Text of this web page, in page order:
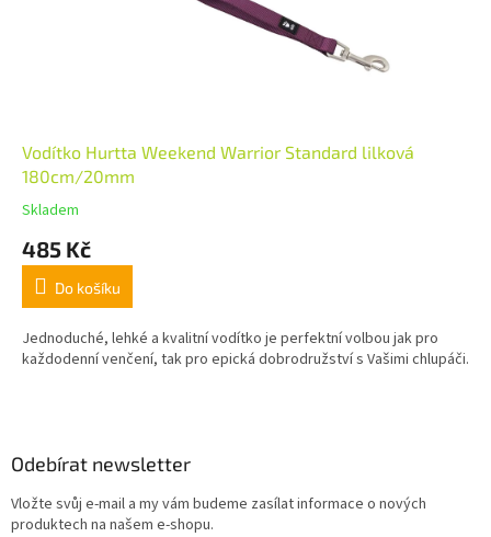
Vodítko Hurtta Weekend Warrior Standard lilková
180cm/20mm
Skladem
485 Kč
Do košíku
Jednoduché, lehké a kvalitní vodítko je perfektní volbou jak pro
každodenní venčení, tak pro epická dobrodružství s Vašimi chlupáči.
Odebírat newsletter
Vložte svůj e-mail a my vám budeme zasílat informace o nových
produktech na našem e-shopu.